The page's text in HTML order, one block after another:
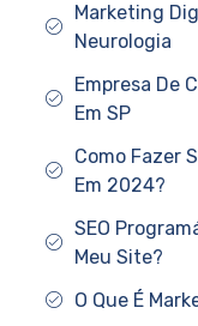
Marketing
Neurologia
Empresa De
Em SP
Como Fazer
Em 2024?
SEO
Meu Site?
O Que É